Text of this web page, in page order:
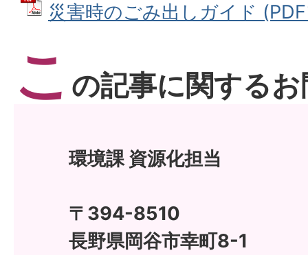
災害時のごみ出しガイド
こ の記事に関する
環境課 資源化担当
〒394-8510
長野県岡谷市幸町8-1